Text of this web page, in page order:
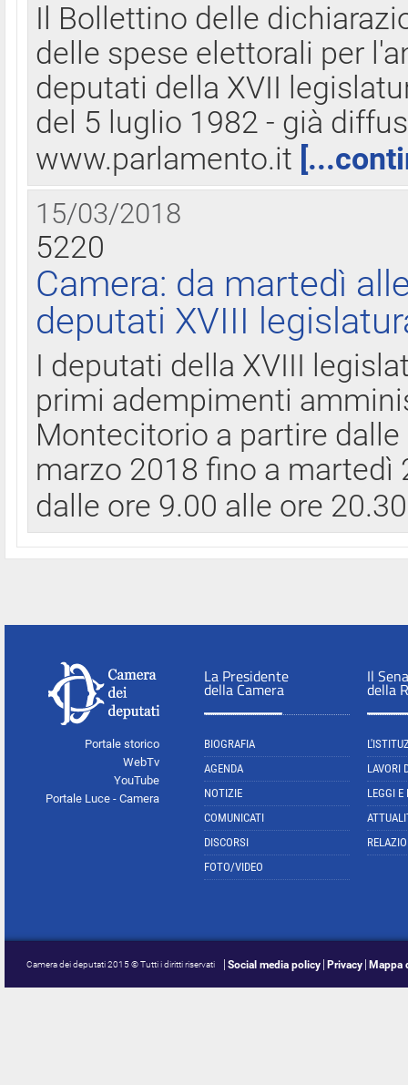
Il Bollettino delle
delle spese elettorali per
deputati della XVII
del 5 luglio 1982 - già
www.parlamento.it
15/03/2018
5220
Camera: da martedì
deputati XVIII
I deputati della XVIII
primi adempimenti
Montecitorio a partire
marzo 2018 fino a
dalle ore 9.00 alle ore
Portale storico
WebTv
YouTube
Portale Luce - Camera
La Presidente
della Camera
BIOGRAFIA
AGENDA
NOTIZIE
COMUNICATI
DISCORSI
FOTO/VIDEO
Il
della
LAVORI
LEGGI E
Camera dei deputati 2015 © Tutti i diritti riservati Social media policy Privacy Mappa